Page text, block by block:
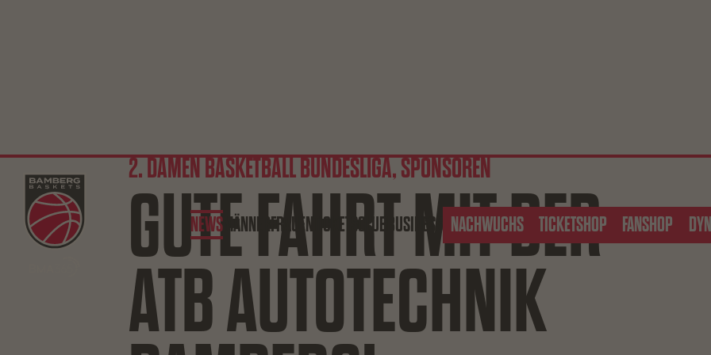
NEWSMÄNNERFRAUEN TICKETSCLUB BUSINESS NACHWUCHS TICKETSHOP FANSHOP DYN
2. DAMEN BASKETBALL BUNDESLIGA, SPONSOREN
GUTE FAHRT MIT DER
ATB AUTOTECHNIK